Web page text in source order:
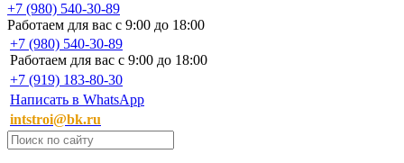
+7 (980) 540-30-89
Работаем для вас с 9:00 до 18:00
+7 (980) 540-30-89
Работаем для вас с 9:00 до 18:00
+7 (919) 183-80-30
Написать в WhatsApp
intstroi@bk.ru